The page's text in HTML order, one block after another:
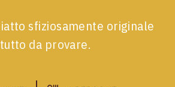
sfiziosamente originale
da provare.